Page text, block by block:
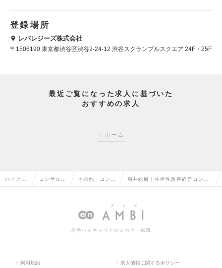
登録場所
レバレジーズ株式会社
〒1506190 東京都渋谷区渋谷2-24-12 渋谷スクランブルスクエア 24F・25F
最近ご覧になった求人に基づいた
おすすめの求人
ホーム
ハイクラ コンサルタ その他、コンサ
職
船井総研｜生産性改善経営コンサ
人情報
若手ハイキャリアのスカウト転職
利用規約 求人情報に関するポリシー